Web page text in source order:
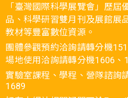
「臺灣國際科學展覽會」歷屆
品、科學研習雙月刊及展館展
教材等豐富數位資源。
團體參觀預約洽詢請轉分機
場地使用洽詢請轉分機1606、
實驗室課程、學程、營隊諮詢
1689